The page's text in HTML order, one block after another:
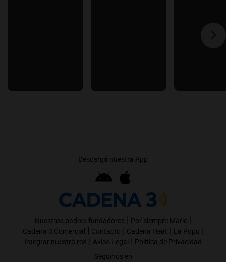
Descargá nuestra App
Nuestros padres fundadores | Por siempre Mario |
Cadena 3 Comercial | Contacto | Cadena Heat | La Popu |
Integrar nuestra red | Aviso Legal | Política de Privacidad
Seguinos en